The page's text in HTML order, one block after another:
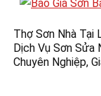
Thợ Sơn Nhà Tại
Dịch Vụ Sơn Sửa
Chuyên Nghiệp,